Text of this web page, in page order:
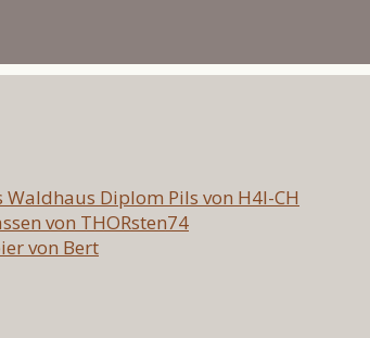
Diplom Pils von H4l-CH
von THORsten74
von Bert